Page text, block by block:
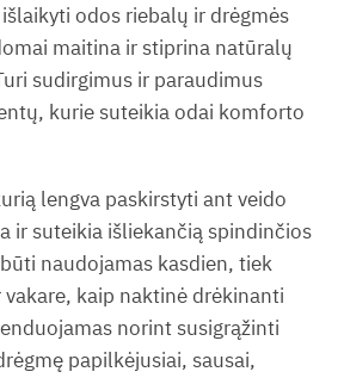
odos riebalų ir drėgmės
maitina ir stiprina natūralų
sudirgimus ir paraudimus
kurie suteikia odai komforto
lengva paskirstyti ant veido
ir suteikia išliekančią spindinčios
naudojamas kasdien, tiek
kaip naktinė drėkinanti
norint susigrąžinti
papilkėjusiai, sausai,